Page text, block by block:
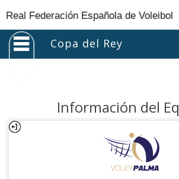
Real Federación Española de Voleibol
Copa del Rey
Información del